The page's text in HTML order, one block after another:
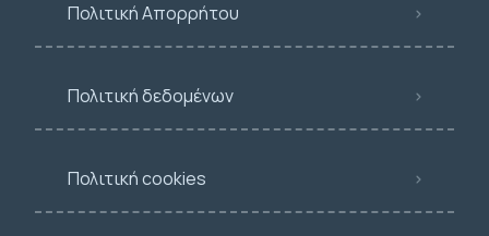
Πολιτική Απορρήτου
Πολιτική δεδομένων
Πολιτική cookies